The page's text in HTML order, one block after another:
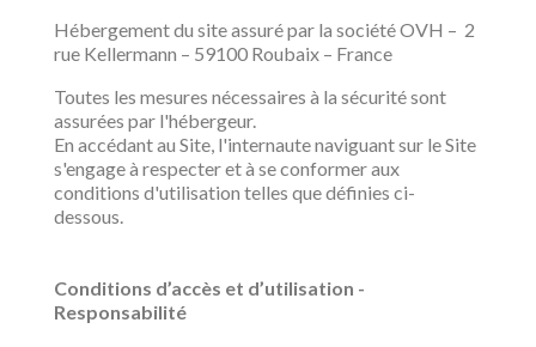
Hébergement du site assuré par la société OVH – 2
rue Kellermann – 59100 Roubaix – France
Toutes les mesures nécessaires à la sécurité sont
assurées par l'hébergeur.
En accédant au Site, l'internaute naviguant sur le Site
s'engage à respecter et à se conformer aux
conditions d'utilisation telles que définies ci-
dessous.
Conditions d’accès et d’utilisation -
Responsabilité